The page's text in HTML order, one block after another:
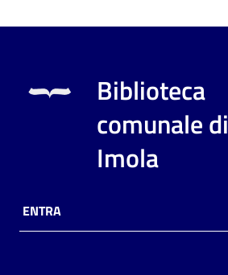
puoi
Risorse
online
Biblioteca
comunale di
Imola
ENTRA